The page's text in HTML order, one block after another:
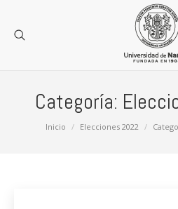
Categoría:
Estás aquí:
Inicio Elecciones 2022